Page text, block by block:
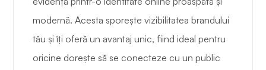
modernă. Acesta sporește vizibilitatea brandului
tău și îți oferă un avantaj unic, fiind ideal pentru
oricine dorește să se conecteze cu un public